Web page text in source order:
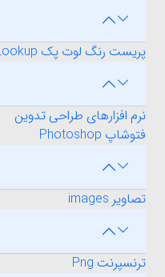
پریست رنگ لوت پک Lookup
نرم افزارهای طراحی تدوین
فتوشاپ Photoshop
تصاویر images
ترنسپرنت Png